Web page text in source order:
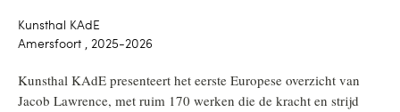
Kunsthal KAdE
Amersfoort , 2025-2026
Kunsthal KAdE presenteert het eerste Europese overzicht van
Jacob Lawrence, met ruim 170 werken die de kracht en strijd